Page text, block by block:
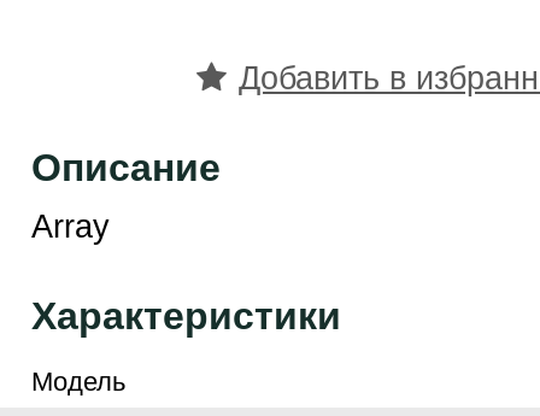
Добавить в
Описание
Array
Характеристики
Модель